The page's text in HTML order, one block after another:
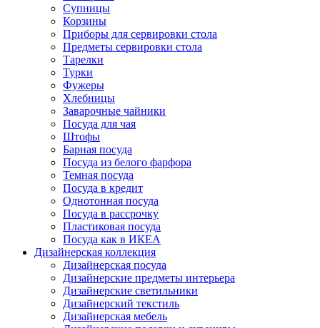
Супницы
Корзины
Приборы для сервировки стола
Предметы сервировки стола
Тарелки
Турки
Фужеры
Хлебницы
Заварочные чайники
Посуда для чая
Штофы
Барная посуда
Посуда из белого фарфора
Темная посуда
Посуда в кредит
Однотонная посуда
Посуда в рассрочку
Пластиковая посуда
Посуда как в ИКЕА
Дизайнерская коллекция
Дизайнерская посуда
Дизайнерские предметы интерьера
Дизайнерские светильники
Дизайнерский текстиль
Дизайнерская мебель